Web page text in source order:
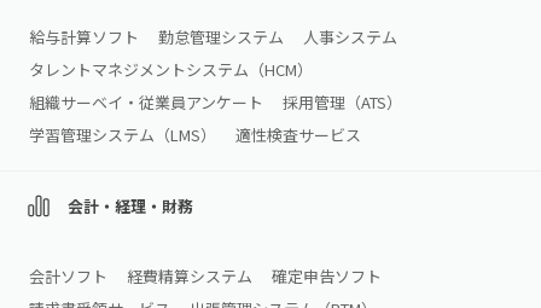
給与計算ソフト 勤怠管理システム
人事システム
タレントマネジメントシステム（HCM）
組織サーベイ・従業員アンケート
採用管理（ATS）
学習管理システム（LMS）
適性検査サービス
会計・経理・財務
会計ソフト 経費精算システム
確定申告ソフト